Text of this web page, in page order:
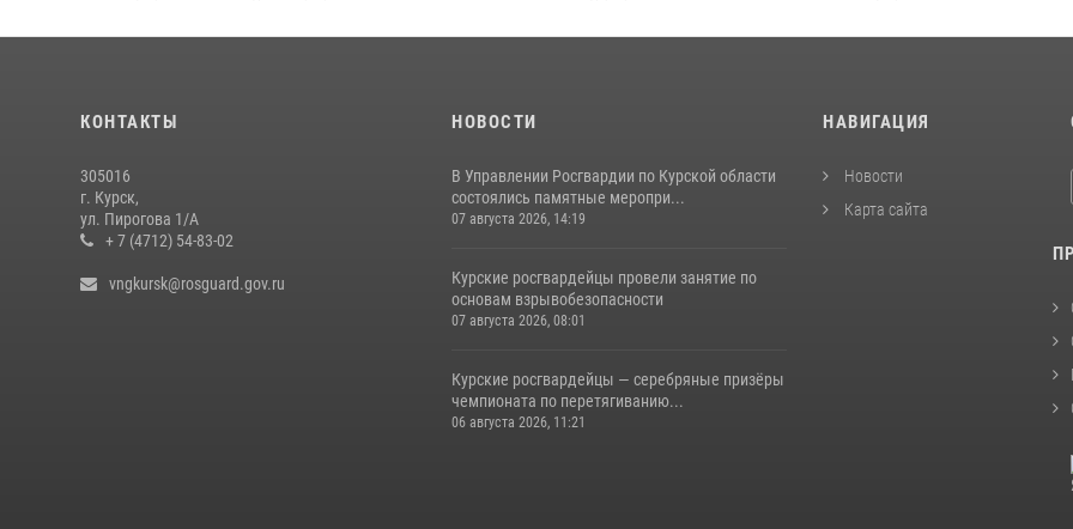
КОНТАКТЫ
305016
г. Курск,
ул. Пирогова 1/А
+ 7 (4712) 54-83-02
vngkursk@rosguard.gov.ru
НОВОСТИ
В Управлении Росгвардии по Курской области
состоялись памятные меропри...
07 августа 2026, 14:19
Курские росгвардейцы провели занятие по
основам взрывобезопасности
07 августа 2026, 08:01
Курские росгвардейцы — серебряные призёры
чемпионата по перетягиванию...
06 августа 2026, 11:21
НАВИГАЦИЯ
Новости
Карта сайта